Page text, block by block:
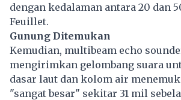
dengan kedalaman antara 20 dan
Feuillet.
Gunung Ditemukan
Kemudian, multibeam echo
mengirimkan gelombang suara
dasar laut dan kolom air
"sangat besar" sekitar 31 mil